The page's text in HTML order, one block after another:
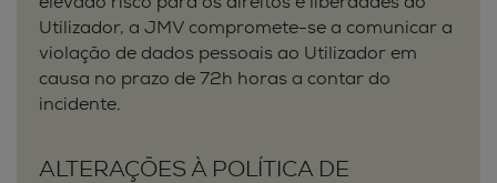
Utilizador, a JMV compromete-se a comunicar a
violação de dados pessoais ao Utilizador em
causa no prazo de 72h horas a contar do
incidente.
ALTERAÇÕES À POLÍTICA DE